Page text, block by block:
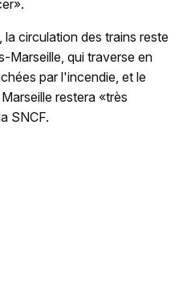
circulation des trains reste
Marseille, qui traverse en
par l'incendie, et le
restera «très
SNCF.